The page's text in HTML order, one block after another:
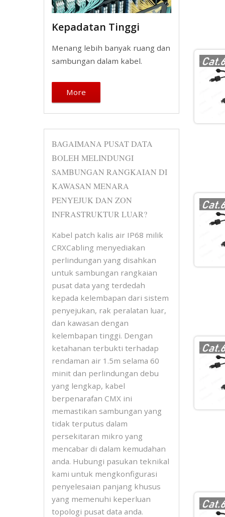
Kepadatan Tinggi
Menang lebih banyak ruang dan
sambungan dalam kabel.
More
BAGAIMANA PUSAT DATA
BOLEH MELINDUNGI
SAMBUNGAN RANGKAIAN DI
KAWASAN MENARA
PENYEJUK DAN ZON
INFRASTRUKTUR LUAR?
Kabel patch kalis air IP68 milik
CRXCabling menyediakan
perlindungan yang disahkan
untuk sambungan rangkaian
pusat data yang terdedah
kepada kelembapan dari sistem
penyejukan, rak peralatan luar,
dan kawasan dengan
kelembapan tinggi. Dengan
ketahanan terbukti terhadap
rendaman air 1.5m selama 60
minit dan perlindungan debu
yang lengkap, kabel
berpenarafan CMX ini
memastikan sambungan yang
tidak terputus dalam
persekitaran mikro yang
mencabar di dalam kemudahan
anda. Hubungi pasukan teknikal
kami untuk mengkonfigurasi
penyelesaian panjang khusus
yang memenuhi keperluan
topologi pusat data anda.